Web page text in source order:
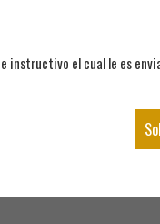
instructivo el cual le es